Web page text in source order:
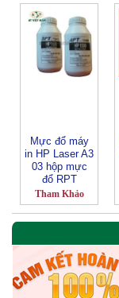
Mực đổ máy
in HP Laser A3
03 hộp mực
đổ RPT
Tham Khảo